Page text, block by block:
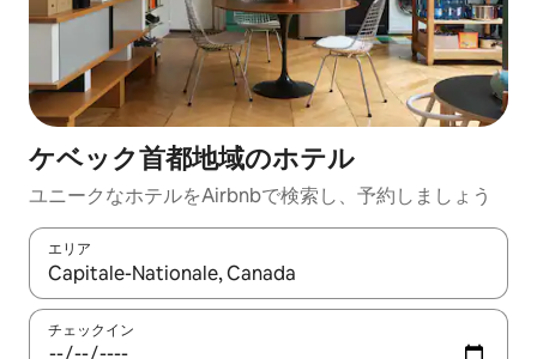
ケベック首都地域のホ⁠テ⁠ル
ユニークなホ⁠テ⁠ル⁠をAirbnb⁠で検⁠索⁠し⁠、予⁠約し⁠ま⁠し⁠ょ⁠う
エリア
検索結果が表示されたら、上下の矢印キーを使って移動するか
チェックイン